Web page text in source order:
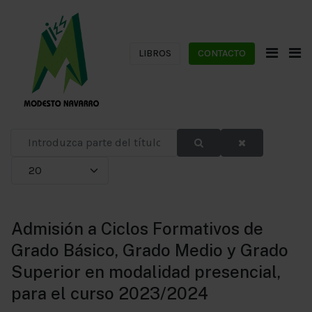
LIBROS CONTACTO
Introduzca parte del título
Cantidad
Admisión a Ciclos Formativos de
Grado Básico, Grado Medio y Grado
Superior en modalidad presencial,
para el curso 2023/2024